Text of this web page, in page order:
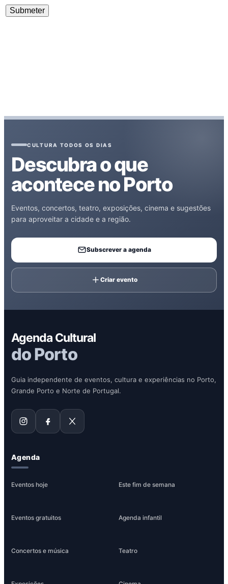
CULTURA TODOS OS DIAS
Descubra o que
acontece no Porto
Eventos, concertos, teatro, exposições, cinema e sugestões
para aproveitar a cidade e a região.
Subscrever a agenda
Criar evento
Agenda Cultural
do Porto
Guia independente de eventos, cultura e experiências no Porto,
Grande Porto e Norte de Portugal.
Agenda
Eventos hoje Este fim de semana
Eventos gratuitos Agenda infantil
Concertos e música Teatro